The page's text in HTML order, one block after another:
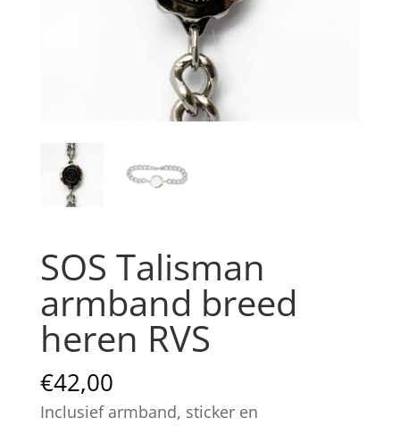
SOS Talisman
armband breed
heren RVS
€42,00
Inclusief armband, sticker en